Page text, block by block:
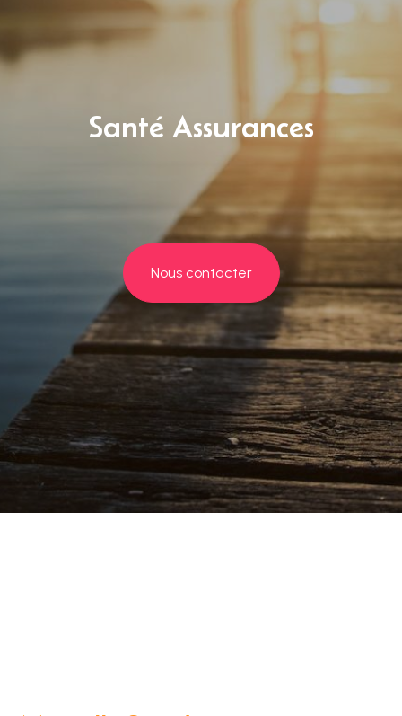
Santé Assurances
Nous contacter